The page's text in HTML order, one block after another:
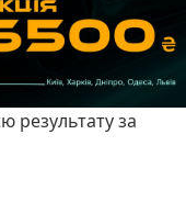
результату за